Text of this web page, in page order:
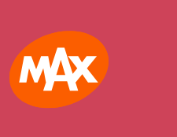
Max